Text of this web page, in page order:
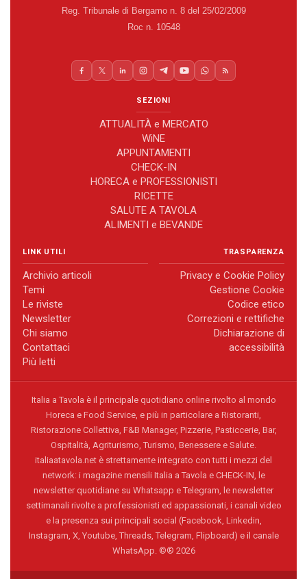
Reg. Tribunale di Bergamo n. 8 del 25/02/2009
Roc n. 10548
SEZIONI
ATTUALITÀ e MERCATO
WiNE
APPUNTAMENTI
CHECK-IN
HORECA e PROFESSIONISTI
RICETTE
SALUTE A TAVOLA
ALIMENTI e BEVANDE
LINK UTILI
Archivio articoli
Temi
Le riviste
Newsletter
Chi siamo
Contattaci
Più letti
TRASPARENZA
Privacy e Cookie Policy
Gestione Cookie
Codice etico
Correzioni e rettifiche
Dichiarazione di
accessibilità
Italia a Tavola è il principale quotidiano online rivolto al mondo
Horeca e Food Service, e più in particolare a Ristoranti,
Ristorazione Collettiva, F&B Manager, Pizzerie, Pasticcerie, Bar,
Ospitalità, Agriturismo, Turismo, Benessere e Salute.
italiaatavola.net è strettamente integrato con tutti i mezzi del
network: i magazine mensili Italia a Tavola e CHECK-IN, le
newsletter quotidiane su Whatsapp e Telegram, le newsletter
settimanali rivolte a professionisti ed appassionati, i canali video
e la presenza sui principali social (Facebook, Linkedin,
Instagram, X, Youtube, Threads, Telegram, Flipboard) e il canale
WhatsApp. ©® 2026